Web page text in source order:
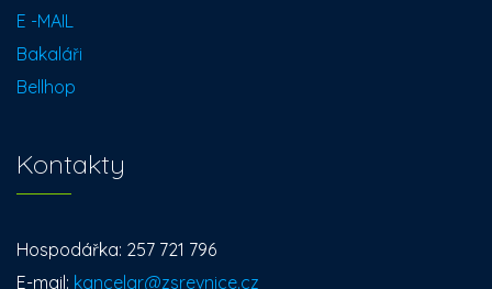
E -MAIL
Bakaláři
Bellhop
Kontakty
Hospodářka: 257 721 796
E-mail: kancelar@zsrevnice.cz